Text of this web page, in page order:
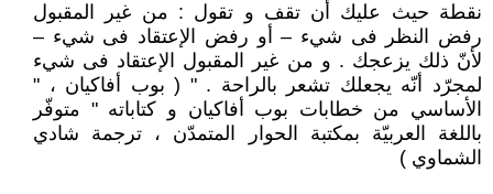
نقطة حيث عليك أن تقف و تقول : من غير المقبول
رفض النظر فى شيء – أو رفض الإعتقاد فى شيء –
لأنّ ذلك يزعجك . و من غير المقبول الإعتقاد فى شيء
لمجرّد أنّه يجعلك تشعر بالراحة . " ( بوب أفاكيان ، "
الأساسي من خطابات بوب أفاكيان و كتاباته " متوفّر
باللغة العربيّة بمكتبة الحوار المتمدّن ، ترجمة شادي
الشماوي )